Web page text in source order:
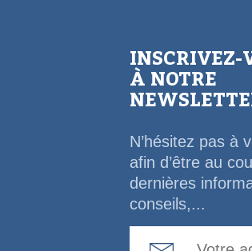
INSCRIVEZ-
À NOTRE
N’hésitez pas à
afin d’être au
dernières
conseils,...